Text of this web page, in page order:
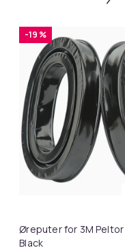
til HDMI-omformer
-19 %
Øreputer for 3M Peltor
Black